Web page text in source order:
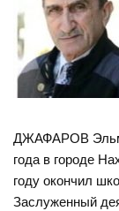
ДЖАФАРОВ
года в городе
году окончил
Заслуженный